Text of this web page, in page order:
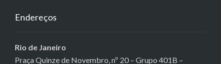
Endereços
Rio de Janeiro
Praça Quinze de Novembro, nº 20 – Grupo 401B –